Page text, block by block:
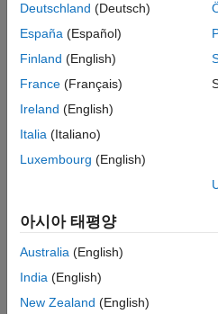
Application Deployment
Verification, Validation, and Test
Cloud Capabilities
Teaching and Learning
Applications
AI and Statistics
Mathematics and Optimization
Control Systems
Test and Measurement
RF and Mixed Signal
Deutschland (Deutsch)
España (Español)
Finland (English)
France (Français)
Ireland (English)
Italia (Italiano)
Luxembourg (English)
아시아 태평양
Australia (English)
India (English)
New Zealand (English)